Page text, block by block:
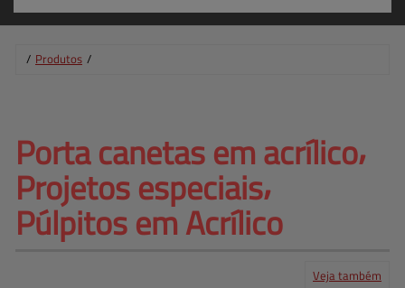
/ Produtos /
Projetos especiais⸴
Púlpitos em Acrílico
Veja também